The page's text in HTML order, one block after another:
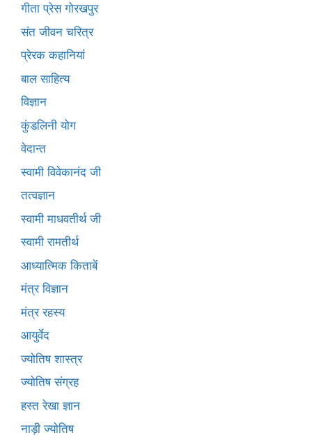
गीता प्रेस गोरखपुर
संत जीवन चरित्र
प्रेरक कहानियां
बाल साहित्य
विज्ञान
कुंडलिनी योग
वेदान्त
स्वामी विवेकानंद जी
तत्वज्ञान
स्वामी माधवतीर्थ जी
स्वामी रामतीर्थ
आध्यात्मिक किताबें
मंत्र विज्ञान
मंत्र रहस्य
आयुर्वेद
ज्योतिष शास्त्र
ज्योतिष संग्रह
हस्त रेखा ज्ञान
नाड़ी ज्योतिष